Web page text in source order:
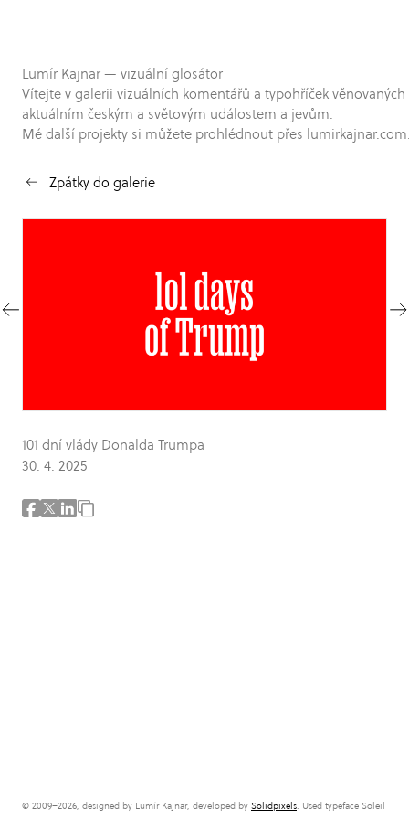
Lumír Kajnar — vizuální glosátor
Vítejte v galerii vizuálních komentářů a typohříček věnovaných
aktuálním českým a světovým událostem a jevům.
Mé další projekty si můžete prohlédnout přes
Zpátky do galerie
101 dní vlády Donalda Trumpa
30. 4. 2025
© 2009–2026, designed by Lumír Kajnar, developed by Solidpixels. Used typeface Soleil